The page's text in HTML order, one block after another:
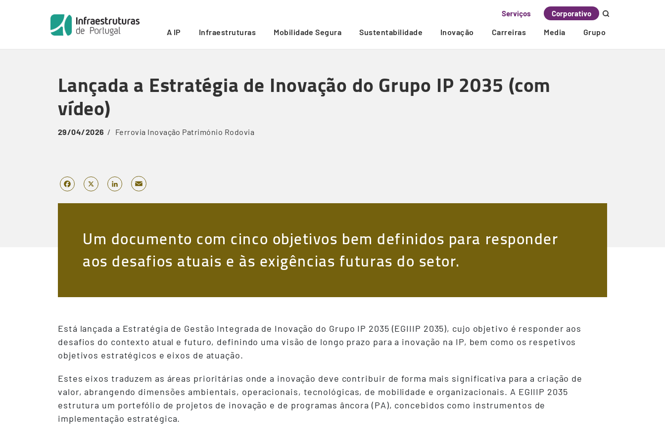
Serviços Corporativo
A IP Infraestruturas Mobilidade Segura Sustentabilidade Inovação Carreiras Media Grupo
Breadcrumb
Lançada a Estratégia de Inovação do Grupo IP 2035 (com vídeo)
Lançada a Estratégia de Inovação do Grupo IP 2035 (com
vídeo)
29/04/2026 Ferrovia Inovação Património Rodovia
Facebook
X LinkedIn
Um documento com cinco objetivos bem definidos para responder
aos desafios atuais e às exigências futuras do setor.
Está lançada a Estratégia de Gestão Integrada de Inovação do Grupo IP 2035 (EGIIIP 2035), cujo objetivo é responder aos
desafios do contexto atual e futuro, definindo uma visão de longo prazo para a inovação na IP, bem como os respetivos
objetivos estratégicos e eixos de atuação.
Estes eixos traduzem as áreas prioritárias onde a inovação deve contribuir de forma mais significativa para a criação de
valor, abrangendo dimensões ambientais, operacionais, tecnológicas, de mobilidade e organizacionais. A EGIIIP 2035
estrutura um portefólio de projetos de inovação e de programas âncora (PA), concebidos como instrumentos de
implementação estratégica.